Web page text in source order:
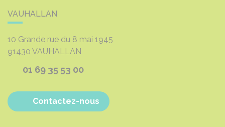
VAUHALLAN
10 Grande rue du 8 mai 1945
91430 VAUHALLAN
01 69 35 53 00
Contactez-nous